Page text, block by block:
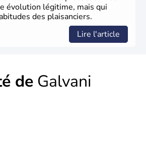
évolution légitime, mais qui
des plaisanciers.
Lire l'article
de Galvani